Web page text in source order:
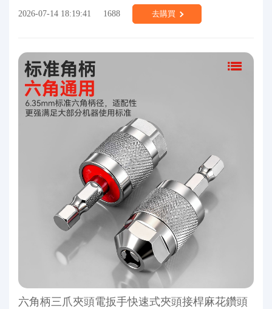
2026-07-14 18:19:41 1688 去購買
六角柄三爪夾頭電扳手快速式夾頭接桿麻花鑽頭